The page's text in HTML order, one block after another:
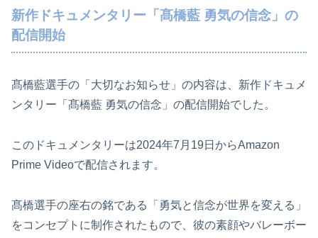
新作ドキュメンタリー「髙橋藍 勇気の信念」の
配信開始
髙橋藍選手の「大切なお知らせ」の内容は、新作ドキュメ
ンタリー「髙橋藍 勇気の信念」の配信開始でした。
このドキュメンタリーは2024年7月19日からAmazon
Prime Videoで配信されます。
髙橋選手の座右の銘である「勇気と信念が世界を変える」
をコンセプトに制作されたもので、彼の素顔やバレーボー